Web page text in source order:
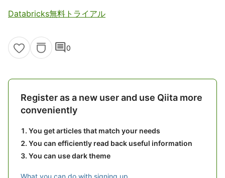
Databricks無料トライアル
comment0
Register as a new user and use Qiita more
conveniently
You get articles that match your needs
You can efficiently read back useful information
You can use dark theme